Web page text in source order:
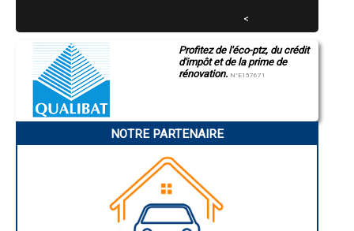
- L'isolation de vos combles à 1 euro* à Toulon-sur-Allier
- L'isolation de vos combles à 1 euro* à Bressolles
- L'isolation de vos combles à 1 euro* à Bellenaves
- L'isolation de vos combles à 1 euro* à Estivareilles
- L'isolation de vos combles à 1 euro* à Vaux
- L'isolation de vos combles à 1 euro* à Villeneuve-sur-Allier
- L'isolation de vos combles à 1 euro* à Bézenet
- L'isolation de vos combles à 1 euro* à La Chapelaude
- L'isolation de vos combles à 1 euro* à Thiel-sur-Acolin
- L'isolation de vos combles à 1 euro* à Creuzier-le-Neuf
- L'isolation de vos combles à 1 euro* à Espinasse-Vozelle
- L'isolation de vos combles à 1 euro* à Marcillat-en-Combraille
- L'isolation de vos combles à 1 euro* à Chassenard
<
Profitez de l'éco-ptz, du crédit
d'impôt et de la prime de
rénovation. N°E157671
NOTRE PARTENAIRE